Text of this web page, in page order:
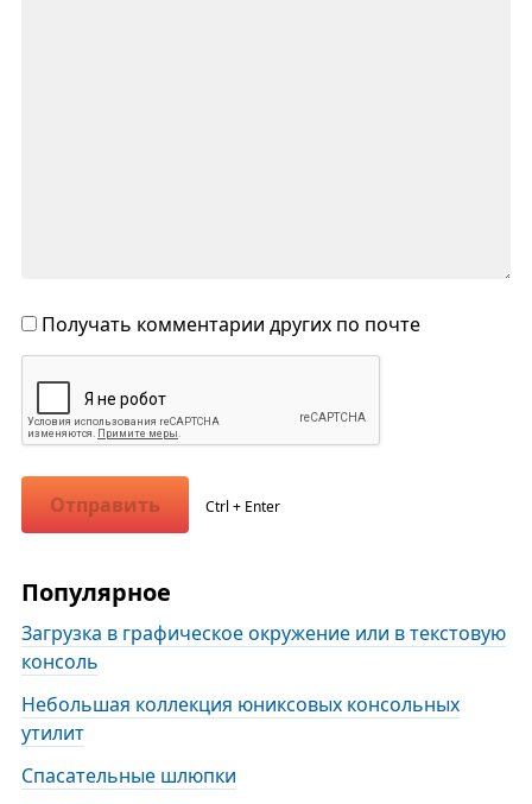
Получать комментарии других по почте
Отправить Ctrl + Enter
Популярное
Загрузка в графическое окружение или в текстовую
консоль
Небольшая коллекция юниксовых консольных
утилит
Спасательные шлюпки